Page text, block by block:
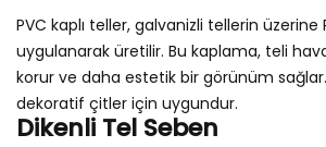
PVC kaplı teller, galvanizli tellerin üzerine
uygulanarak üretilir. Bu kaplama, teli hava
korur ve daha estetik bir görünüm
dekoratif çitler için uygundur.
Dikenli Tel Seben